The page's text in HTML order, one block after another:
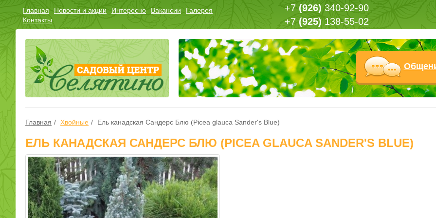
Главная Новости и акции Интересно Вакансии
Галерея
Контакты
+7 (926) 340-92-90
+7 (925) 138-55-02
Главная Хвойные Ель канадская Сандерс Блю (Picea glauca Sander's Blue)
ЕЛЬ КАНАДСКАЯ САНДЕРС БЛЮ (PICEA GLAUCA SANDER'S BLUE)